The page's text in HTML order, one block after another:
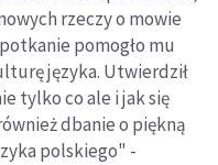
rzeczy o mowie
pomogło mu
języka. Utwierdził
tylko co ale i jak się
dbanie o piękną
polskiego" -